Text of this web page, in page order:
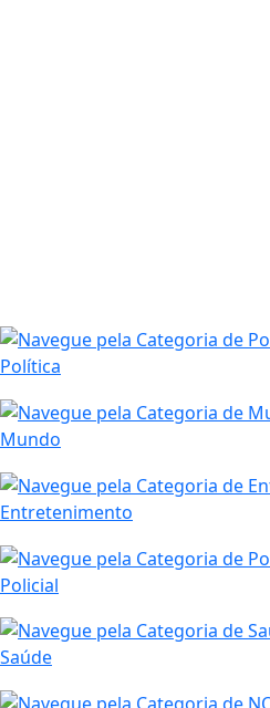
Política
Mundo
Entretenimento
Policial
Saúde